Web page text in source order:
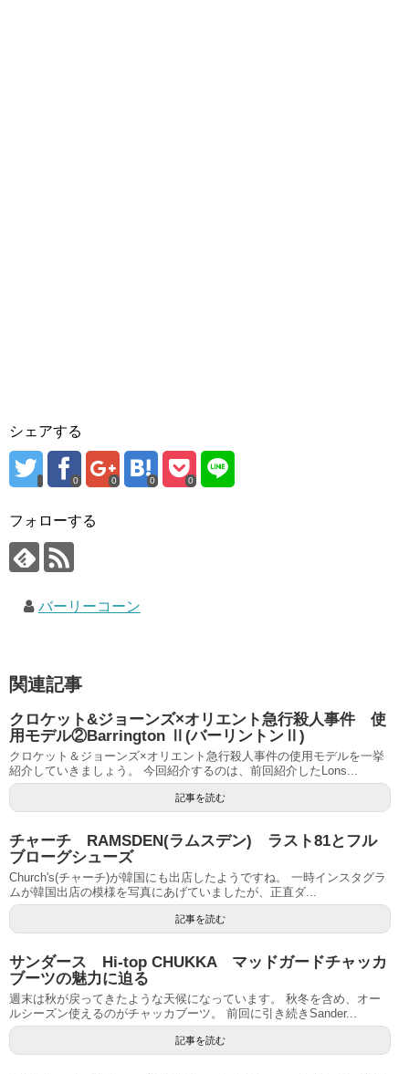
シェアする
0 0 0 0
フォローする
バーリーコーン
関連記事
クロケット&ジョーンズ×オリエント急行殺人事件 使
用モデル②Barrington Ⅱ(バーリントンⅡ)
クロケット＆ジョーンズ×オリエント急行殺人事件の使用モデルを一挙
紹介していきましょう。 今回紹介するのは、前回紹介したLons...
記事を読む
チャーチ RAMSDEN(ラムスデン) ラスト81とフル
ブローグシューズ
Church's(チャーチ)が韓国にも出店したようですね。 一時インスタグラ
ムが韓国出店の模様を写真にあげていましたが、正直ダ...
記事を読む
サンダース Hi-top CHUKKA マッドガードチャッカ
ブーツの魅力に迫る
週末は秋が戻ってきたような天候になっています。 秋冬を含め、オー
ルシーズン使えるのがチャッカブーツ。 前回に引き続きSander...
記事を読む